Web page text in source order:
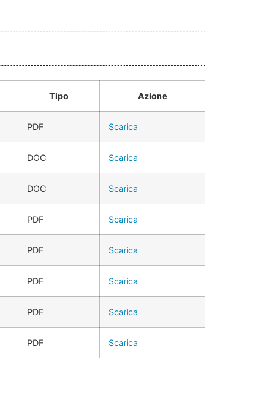
Tipo Azione
PDF Scarica
DOC Scarica
DOC Scarica
PDF Scarica
PDF Scarica
PDF Scarica
PDF Scarica
PDF Scarica